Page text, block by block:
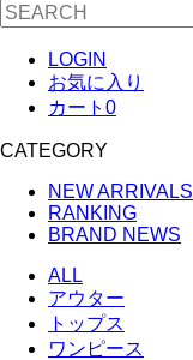
LOGIN
お気に入り
カート 0
CATEGORY
NEW ARRIVALS
RANKING
BRAND NEWS
ALL
アウター
トップス
ワンピース